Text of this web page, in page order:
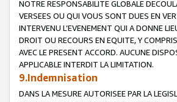
NOTRE RESPONSABILITE GLOBALE
VERSEES OU QUI VOUS SONT DUES EN
INTERVENU L’EVENEMENT QUI A DONNE
DROIT OU RECOURS EN EQUITE, Y
AVEC LE PRESENT ACCORD. AUCUNE
APPLICABLE INTERDIT LA LIMITATION.
9.Indemnisation
DANS LA MESURE AUTORISEE PAR LA